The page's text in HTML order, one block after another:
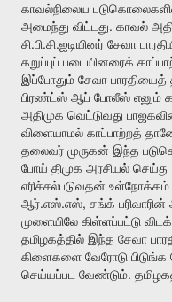
காவல்நிலைய
அமைந்து விட்டது. காவல்
சி.பி.சி.ஐடியினர் சேவா
கறுப்புப் படையினரைக்
இப்போதும் சேவா பாரதியைத்
பிரண்ட்ஸ் ஆப் போலீஸ் எனும்
அதிமுக வெட்டுவது
விளையாமல் காப்பாற்றத்
தலைவர் முருகன் இந்த
போய் திமுக அரசியல் செய்து
எரிச்சல்படுவதன் உள்நோக்கம்
ஆர்.எஸ்.எஸ், சங்க் பரிவாரின்
முளையிலே கிள்ளப்பட்டு விடக்
தமிழகத்தில் இந்த சேவா
கிளைகளை வேரோடு பிடுங்க
செய்யப்பட
வேண்டும்.